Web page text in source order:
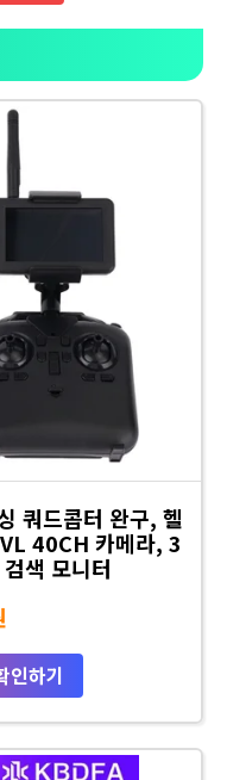
쿼드콥터 완구, 헬
40CH 카메라, 3
색 모니터
인하기